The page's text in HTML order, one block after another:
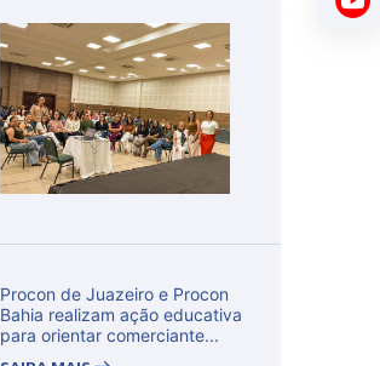
Procon de Juazeiro e Procon
Bahia realizam ação educativa
para orientar comerciante...